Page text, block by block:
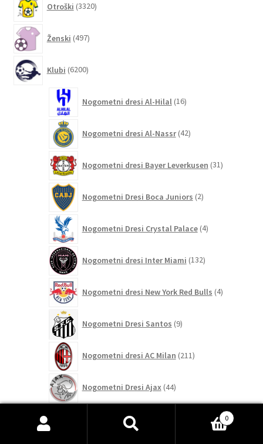
Otroški 3320izdelkov
Ženski 497izdelkov
Klubi 6200izdelkov
Nogometni dresi Al-Hilal 16izdelkov
Nogometni dresi Al-Nassr 42izdelkov
Nogometni dresi Bayer Leverkusen 31izdelkov
Nogometni Dresi Boca Juniors 2izdelka
Nogometni Dresi Crystal Palace 4izdelki
Nogometni dresi Inter Miami 132izdelkov
Nogometni dresi New York Red Bulls 4izdelki
Nogometni Dresi Santos 9izdelkov
Nogometni dresi AC Milan 211izdelkov
Nogometni Dresi Ajax 44izdelkov
Nogometni dresi Arsenal
izdelkov
0